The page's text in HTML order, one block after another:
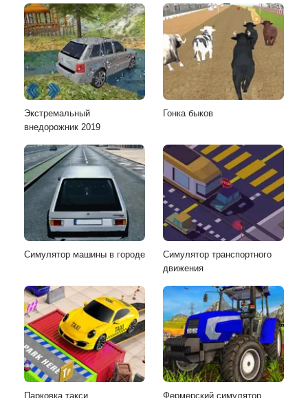
Экстремальный
внедорожник 2019
Гонка быков
Симулятор машины в городе
Симулятор транспортного
движения
Парковка такси Фермерский симулятор